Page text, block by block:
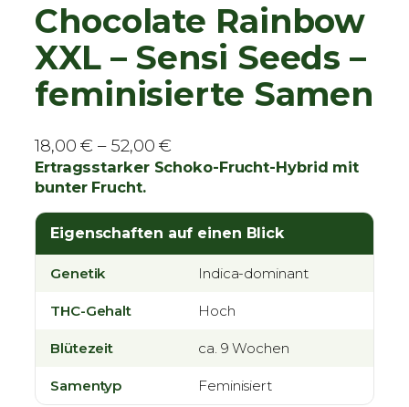
Chocolate Rainbow
XXL – Sensi Seeds –
feminisierte Samen
18,00€ – 52,00€
r
i
s
s
Ertragsstarker Schoko-Frucht-Hybrid mit
bunter Frucht.
Eigenschaften auf einen Blick
Genetik Indica-dominant
THC-Gehalt Hoch
Blütezeit ca. 9 Wochen
Samentyp Feminisiert